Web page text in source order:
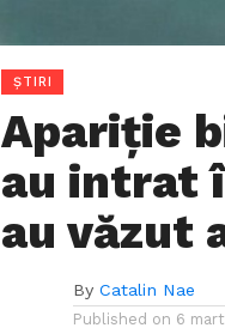
ȘTIRI
Apariție
au intrat
au văzut
By Catalin Nae
Published on 6